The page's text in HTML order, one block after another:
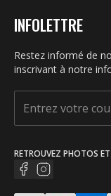
INFOLETTRE
Restez informé de
inscrivant à notre
RETROUVEZ PHOTOS